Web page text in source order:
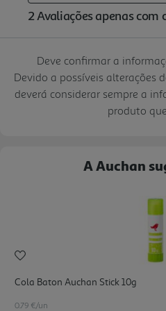
Deve confirmar a
Devido a possíveis alterações
deverá considerar sempre a
produto
A Auchan
Cola Baton Auchan Stick 10g
0.79 €/un